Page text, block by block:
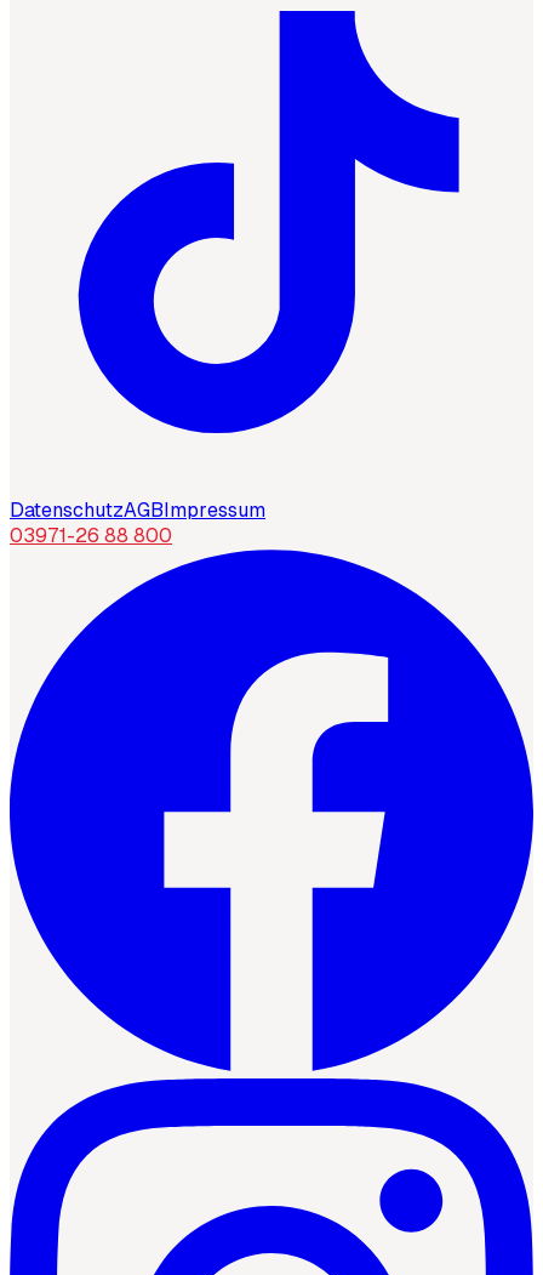
DatenschutzAGBImpressum
03971-26 88 800